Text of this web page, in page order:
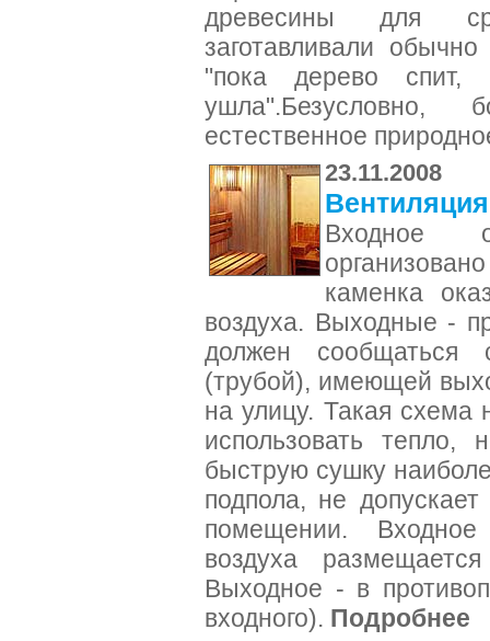
древесины для
заготавливали
"пока дерево
ушла".Безусловно,
естественное
23.11.2008
Входное
каменка
воздуха. Выходные -
должен сообщаться
(трубой), имеющей
на улицу. Такая схема
использовать тепло,
быструю сушку
подпола, не
помещении.
воздуха
Выходное - в
входного). Подробнее